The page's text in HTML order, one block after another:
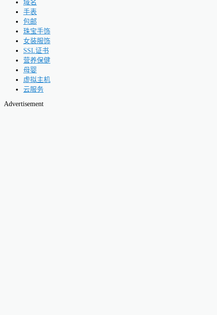
域名
手表
包邮
珠宝手饰
女装服饰
SSL证书
营养保健
母婴
虚拟主机
云服务
Advertisement